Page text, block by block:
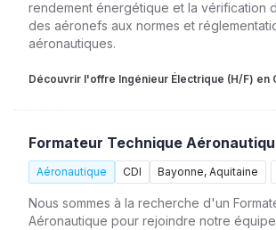
rendement énergétique et la vérification
des aéronefs aux normes et
aéronautiques.
Découvrir l'offre Ingénieur Électrique (H/F) en
Formateur Technique
Aéronautique CDI Bayonne, Aquitaine
Nous sommes à la recherche d'un
Aéronautique pour rejoindre notre